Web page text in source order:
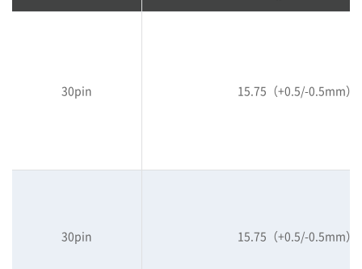
30pin 15.75（+0.5/-0.5mm）
30pin 15.75（+0.5/-0.5mm）